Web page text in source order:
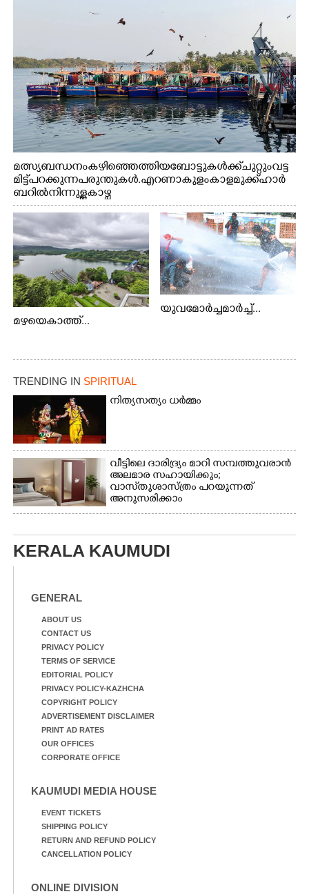
മത്സ്യബന്ധനം കഴിഞ്ഞെത്തിയ ബോട്ടുകൾക്ക് ചുറ്റും വട്ട
മിട്ട് പറക്കുന്ന പരുന്തുകൾ. എറണാകുളം കാളമുക്ക് ഹാർ
ബറിൽ നിന്നുള്ള കാഴ്ച
മഴയെകാത്ത്...
യുവമോർച്ചമാർച്ച്...
TRENDING IN SPIRITUAL
നിത്യസത്യം ധർമ്മം
വീട്ടിലെ ദാരിദ്ര്യം മാറി സമ്പത്തുവരാൻ
അലമാര സഹായിക്കും;
വാസ്‌തുശാസ്ത്രം പറയുന്നത്
അനുസരിക്കാം
KERALA KAUMUDI
GENERAL
ABOUT US
CONTACT US
PRIVACY POLICY
TERMS OF SERVICE
EDITORIAL POLICY
PRIVACY POLICY-KAZHCHA
COPYRIGHT POLICY
ADVERTISEMENT DISCLAIMER
PRINT AD RATES
OUR OFFICES
CORPORATE OFFICE
KAUMUDI MEDIA HOUSE
EVENT TICKETS
SHIPPING POLICY
RETURN AND REFUND POLICY
CANCELLATION POLICY
ONLINE DIVISION